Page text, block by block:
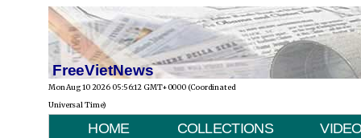
FreeVietNews
Mon Aug 10 2026 05:56:12 GMT+0000 (Coordinated
Universal Time)
HOME COLLECTIONS